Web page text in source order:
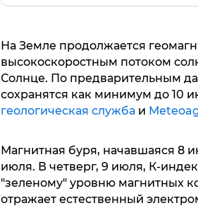
На Земле продолжается
высокоскоростным потоком
Солнце. По предварительным
сохранятся как минимум до 10
геологическая службаи
Магнитная буря, начавшаяся 8
июля. В четверг, 9 июля, К-
"зеленому" уровню магнитных
отражает естественный